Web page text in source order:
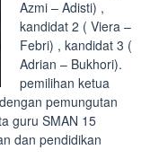
Azmi – Adisti) ,
kandidat 2 ( Viera –
Febri) , kandidat 3 (
Adrian – Bukhori).
pemilihan ketua
pemungutan
guru SMAN 15
dan pendidikan